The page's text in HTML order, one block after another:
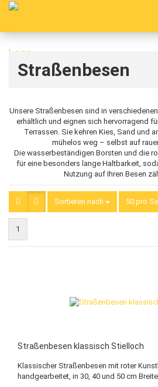
Straßenbesen
Unsere Straßenbesen sind in
erhältlich und eignen sich hervorragend
Terrassen. Sie kehren Kies, Sand und
mühelos weg – selbst auf
Die wasserbeständigen Borsten und die
für eine besonders lange Haltbarkeit,
Nutzung auf Ihren Besen
Sortieren nach
Sortieren nach 50 pro
pro Seite
1
Straßenbesen klassisch Stielloch
Klassischer Straßenbesen mit roter
handgearbeitet, in 30, 40 und 50 cm